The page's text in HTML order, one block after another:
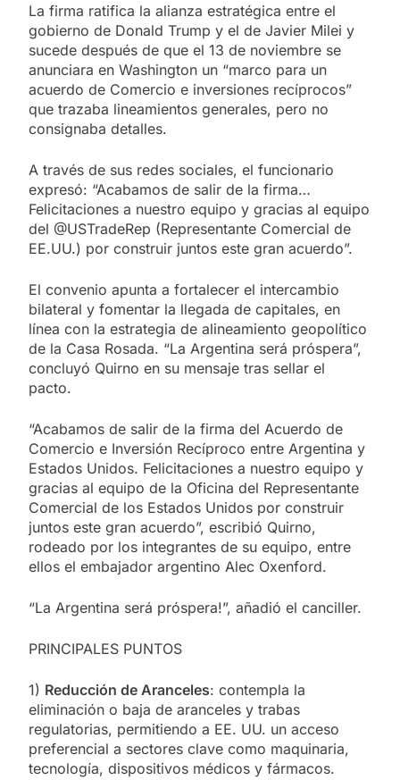
La firma ratifica la alianza estratégica entre el
gobierno de Donald Trump y el de Javier Milei y
sucede después de que el 13 de noviembre se
anunciara en Washington un “marco para un
acuerdo de Comercio e inversiones recíprocos”
que trazaba lineamientos generales, pero no
consignaba detalles.
A través de sus redes sociales, el funcionario
expresó: “Acabamos de salir de la firma…
Felicitaciones a nuestro equipo y gracias al equipo
del @USTradeRep (Representante Comercial de
EE.UU.) por construir juntos este gran acuerdo”.
El convenio apunta a fortalecer el intercambio
bilateral y fomentar la llegada de capitales, en
línea con la estrategia de alineamiento geopolítico
de la Casa Rosada. “La Argentina será próspera”,
concluyó Quirno en su mensaje tras sellar el
pacto.
“Acabamos de salir de la firma del Acuerdo de
Comercio e Inversión Recíproco entre Argentina y
Estados Unidos. Felicitaciones a nuestro equipo y
gracias al equipo de la Oficina del Representante
Comercial de los Estados Unidos por construir
juntos este gran acuerdo”, escribió Quirno,
rodeado por los integrantes de su equipo, entre
ellos el embajador argentino Alec Oxenford.
“La Argentina será próspera!”, añadió el canciller.
PRINCIPALES PUNTOS
1) Reducción de Aranceles: contempla la
eliminación o baja de aranceles y trabas
regulatorias, permitiendo a EE. UU. un acceso
preferencial a sectores clave como maquinaria,
tecnología, dispositivos médicos y fármacos.